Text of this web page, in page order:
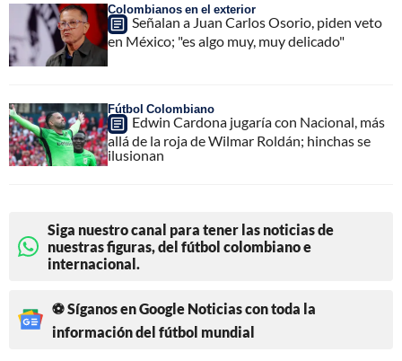
Colombianos en el exterior
Señalan a Juan Carlos Osorio, piden veto
en México; "es algo muy, muy delicado"
Fútbol Colombiano
Edwin Cardona jugaría con Nacional, más
allá de la roja de Wilmar Roldán; hinchas se
ilusionan
Siga nuestro canal para tener las noticias de
nuestras figuras, del fútbol colombiano e
internacional.
⚽ Síganos en Google Noticias con toda la
información del fútbol mundial